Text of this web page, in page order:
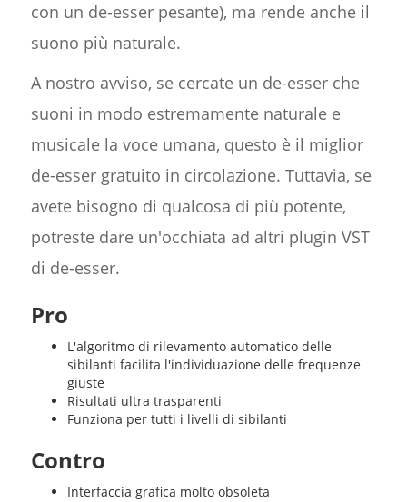
con un de-esser pesante), ma rende anche il
suono più naturale.
A nostro avviso, se cercate un de-esser che
suoni in modo estremamente naturale e
musicale la voce umana, questo è il miglior
de-esser gratuito in circolazione. Tuttavia, se
avete bisogno di qualcosa di più potente,
potreste dare un'occhiata ad altri plugin VST
di de-esser.
Pro
L'algoritmo di rilevamento automatico delle
sibilanti facilita l'individuazione delle frequenze
giuste
Risultati ultra trasparenti
Funziona per tutti i livelli di sibilanti
Contro
Interfaccia grafica molto obsoleta